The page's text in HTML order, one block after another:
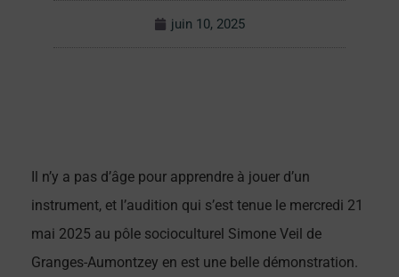
juin 10, 2025
Il n’y a pas d’âge pour apprendre à jouer d’un
instrument, et l’audition qui s’est tenue le mercredi 21
mai 2025 au pôle socioculturel Simone Veil de
Granges-Aumontzey en est une belle démonstration.